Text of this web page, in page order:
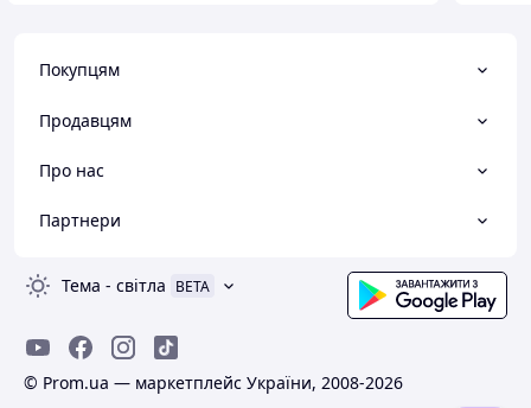
Покупцям
Продавцям
Про нас
Партнери
Тема - світла BETA
© Prom.ua — маркетплейс України, 2008-2026